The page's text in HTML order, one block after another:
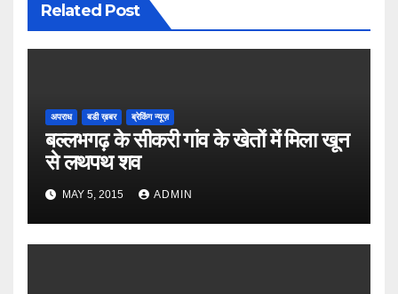
Related Post
अपराध बडी ख़बर ब्रेकिंग न्यूज़
बल्लभगढ़ के सीकरी गांव के खेतों में मिला खून
से लथपथ शव
MAY 5, 2015 ADMIN